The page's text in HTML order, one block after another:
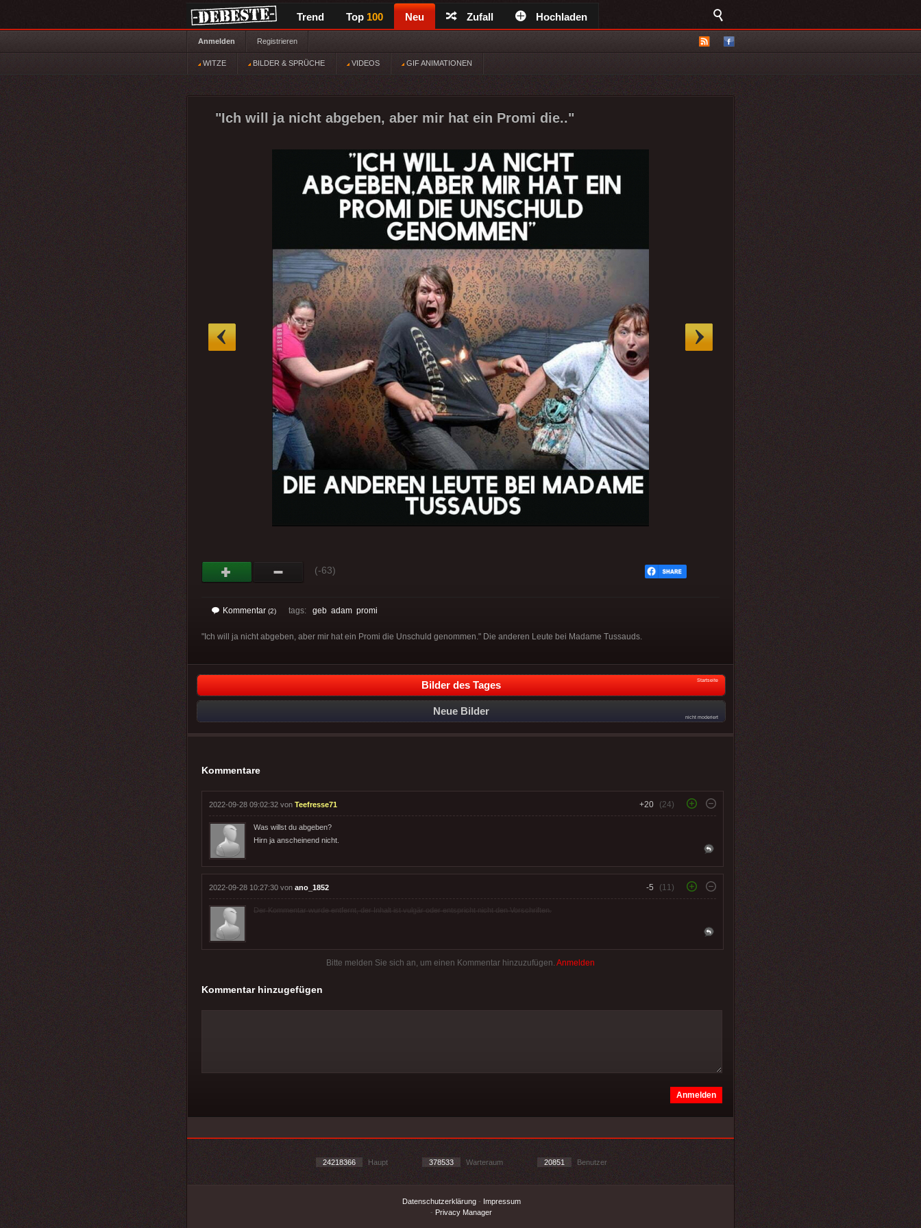
Trend Top 100 Neu Zufall Hochladen
Anmelden Registrieren
WITZE BILDER & SPRÜCHE VIDEOS GIF ANIMATIONEN
"Ich will ja nicht abgeben, aber mir hat ein Promi die.."
(-63)
Kommentar (2) tags: geb adam promi
"Ich will ja nicht abgeben, aber mir hat ein Promi die Unschuld genommen." Die anderen Leute bei Madame Tussauds.
Bilder des Tages Startseite
Neue Bilder
nicht moderiert
Kommentare
2022-09-28 09:02:32 von Teefresse71 +20 (24)
Was willst du abgeben?
Hirn ja anscheinend nicht.
2022-09-28 10:27:30 von ano_1852 -5 (11)
Der Kommentar wurde entfernt, der Inhalt ist vulgär oder entspricht nicht den Vorschriften.
Bitte melden Sie sich an, um einen Kommentar hinzuzufügen. Anmelden
Kommentar hinzugefügen
24218366 Haupt 378533 Warteraum 20851 Benutzer
Datenschutzerklärung- Impressum
- Privacy Manager